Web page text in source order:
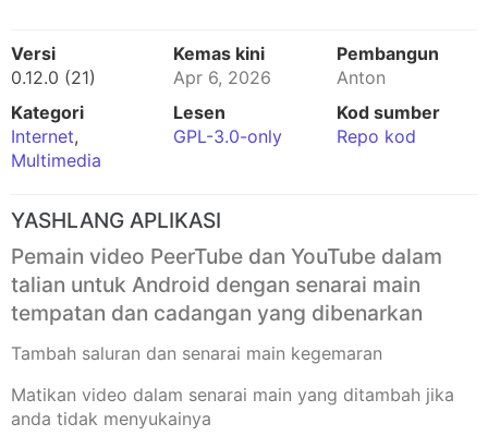
Versi
0.12.0 (21)
Kemas kini
Apr 6, 2026
Pembangun
Anton
Kategori
Internet,
Multimedia
Lesen
GPL-3.0-only
Kod sumber
Repo kod
YASHLANG APLIKASI
Pemain video PeerTube dan YouTube dalam
talian untuk Android dengan senarai main
tempatan dan cadangan yang dibenarkan
Tambah saluran dan senarai main kegemaran
Matikan video dalam senarai main yang ditambah jika
anda tidak menyukainya